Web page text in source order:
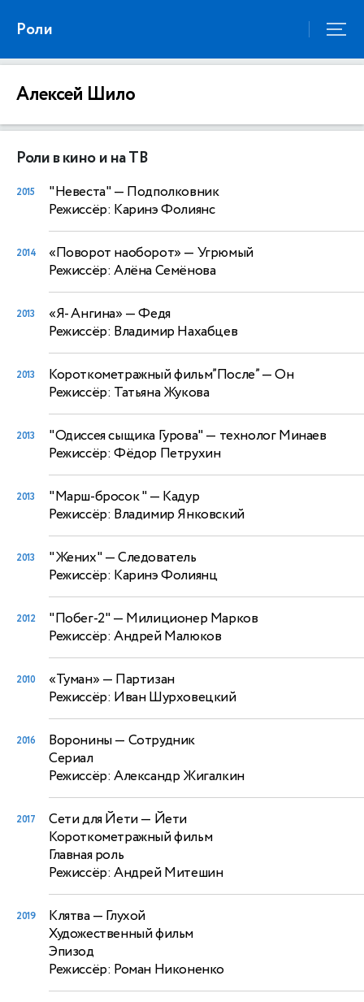
Роли
Алексей Шило
Роли в кино и на ТВ
2015 "Невеста"— Подполковник
Режиссёр: Каринэ Фолиянс
2014 «Поворот наоборот» — Угрюмый
Режиссёр: Алёна Семёнова
2013 «Я- Ангина» — Федя
Режиссёр: Владимир Нахабцев
2013 Короткометражный фильм”После”— Он
Режиссёр: Татьяна Жукова
2013 "Одиссея сыщика Гурова"— технолог Минаев
Режиссёр: Фёдор Петрухин
2013 "Марш-бросок "— Кадур
Режиссёр: Владимир Янковский
2013 "Жених"— Следователь
Режиссёр: Каринэ Фолиянц
2012 "Побег-2"— Милиционер Марков
Режиссёр: Андрей Малюков
2010 «Туман» — Партизан
Режиссёр: Иван Шурховецкий
2016 Воронины— Сотрудник
Сериал
Режиссёр: Александр Жигалкин
2017 Сети для Йети— Йети
Короткометражный фильм
Главная роль
Режиссёр: Андрей Митешин
2019 Клятва— Глухой
Художественный фильм
Эпизод
Режиссёр: Роман Никоненко